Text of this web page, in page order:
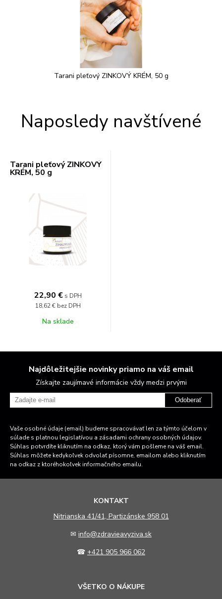
Tarani pleťový ZINKOVÝ KRÉM, 50 g
Naposledy navštívené
Tarani pleťový ZINKOVÝ
KRÉM, 50 g
22,90 € s DPH
18,62 € bez DPH
Na sklade
Najdôležitejšie novinky priamo na váš email
Získajte zaujímavé informácie vždy medzi prvými
Odoberať
Vaše osobné údaje (email) budeme spracovávať len za týmto účelom v
súlade s platnou legislatívou a zásadami ochrany osobných údajov.
Súhlas potvrdíte kliknutím na odkaz, ktorý vám pošleme na váš email.
Súhlas môžete kedykoľvek odvolať písomne, emailom alebo kliknutím
na odkaz z ktoréhokoľvek informačného emailu.
KONTAKT
Nitrianska 41/41, Partizánske 958 01
✉ info@zdravieavyziva.sk
☎ +421 905 966 062
VŠETKO O NÁKUPE